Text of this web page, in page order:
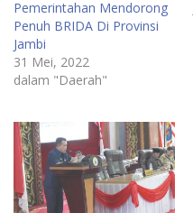
Pemerintahan Mendorong
Penuh BRIDA Di Provinsi
Jambi
31 Mei, 2022
dalam "Daerah"